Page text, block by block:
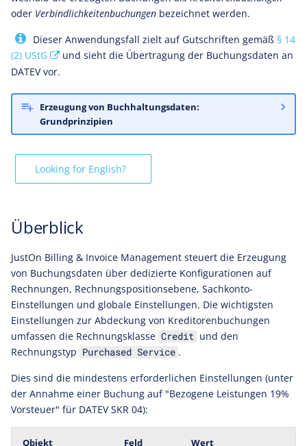
oder Verbindlichkeitenbuchungen bezeichnet werden.
Dieser Anwendungsfall zielt auf Gutschriften gemäß § 14
(2) UStG
und sieht die Übertragung der Buchungsdaten an
DATEV vor.
Erzeugung von Buchhaltungsdaten:
Grundprinzipien
Looking for English?
Überblick
JustOn Billing & Invoice Management steuert die Erzeugung
von Buchungsdaten über dedizierte Konfigurationen auf
Rechnungen, Rechnungspositionsebene, Sachkonto-
Einstellungen und globale Einstellungen. Die wichtigsten
Einstellungen zur Abdeckung von Kreditorenbuchungen
umfassen die Rechnungsklasse Credit und den
Rechnungstyp Purchased Service .
Dies sind die mindestens erforderlichen Einstellungen (unter
der Annahme einer Buchung auf "Bezogene Leistungen 19%
Vorsteuer" für DATEV SKR 04):
Objekt Feld Wert